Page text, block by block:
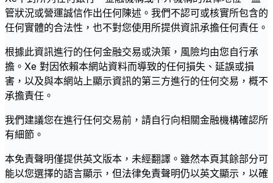
管狀況或營運誠信作出任何陳述。我們不認可或核實所包含的
任何實體的合法性，也不對您使用所提供資訊承擔任何責任。
根據此資訊進行的任何金融交易或決策，風險均由您自行承
擔。Xe 對因依賴本網站資料而導致的任何損失、延誤或損
害，以及與本網站上顯示資訊的第三方進行的任何交易，概不
承擔責任。
我們建議您在進行任何交易前，請自行向相關金融機構確認所
有細節。
本免責聲明僅提供英文版本，未經翻譯。雖然本頁其餘部分可
能以您選擇的語言顯示，但法律免責聲明仍以英文顯示，以確